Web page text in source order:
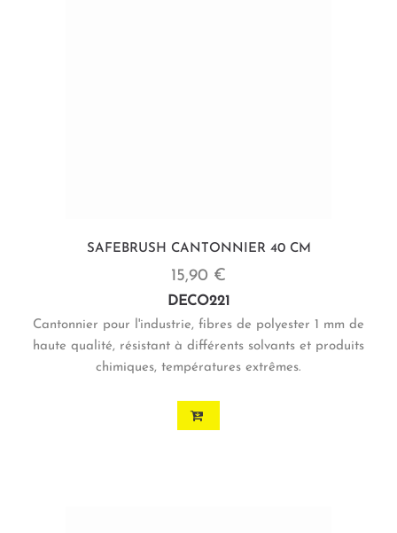
SAFEBRUSH CANTONNIER 40 CM
15,90 €
DECO221
Cantonnier pour l'industrie, fibres de polyester 1 mm de
haute qualité, résistant à différents solvants et produits
chimiques, températures extrêmes.